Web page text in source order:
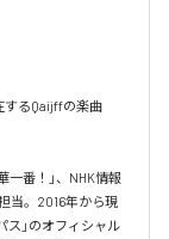
するQaijffの楽曲
一番！」、NHK情報
当。2016年から現
ス」のオフィシャル